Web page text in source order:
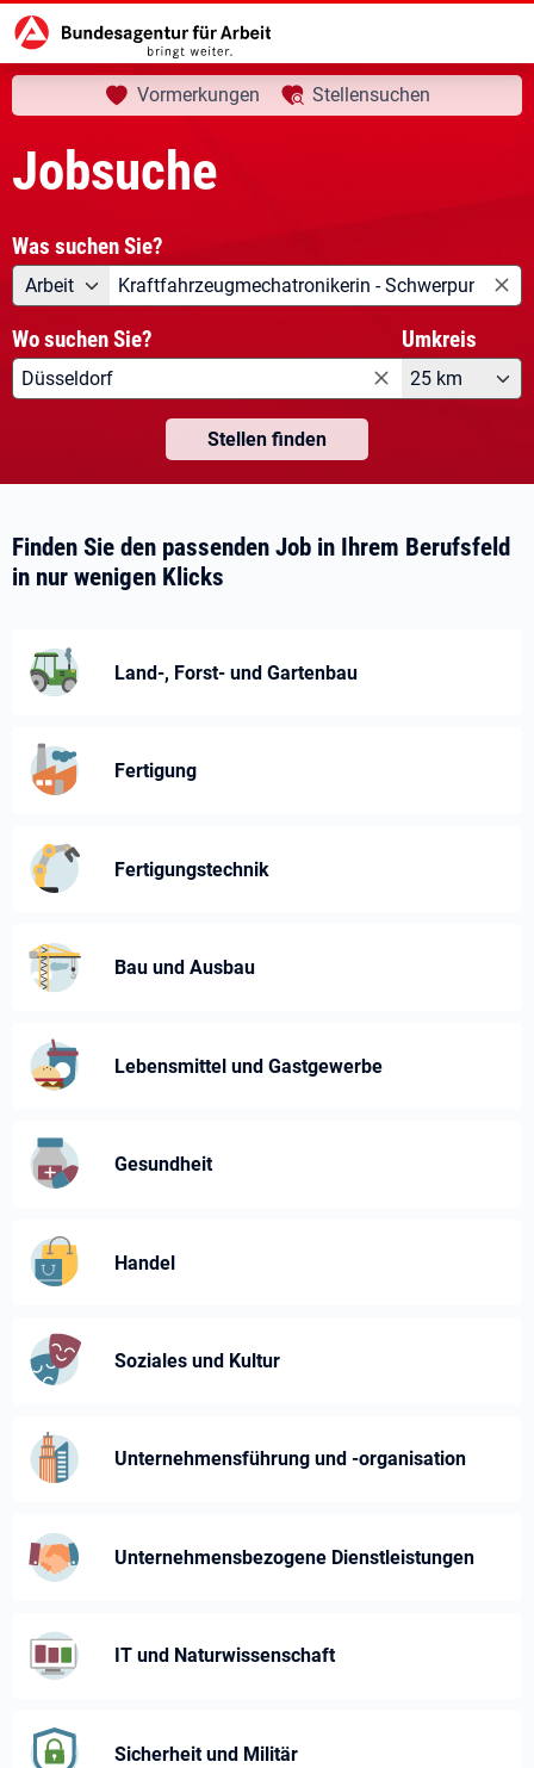
Startseite aktuelle Seite:
Jobsuche
Vormerkungen Stellensuchen
Jobsuche
Was suchen Sie?
Angebotsart
Arbeit Was suchen Sie?
Wo suchen Sie? Umkreis
25 km
Stellen finden
Finden Sie den passenden Job in Ihrem Berufsfeld
in nur wenigen Klicks
Land-, Forst- und Gartenbau
Fertigung
Fertigungstechnik
Bau und Ausbau
Lebensmittel und Gastgewerbe
Gesundheit
Handel
Soziales und Kultur
Unternehmensführung und -⁠organisation
Unternehmens­bezogene Dienst­leistungen
IT und Naturwissenschaft
Sicherheit und Militär